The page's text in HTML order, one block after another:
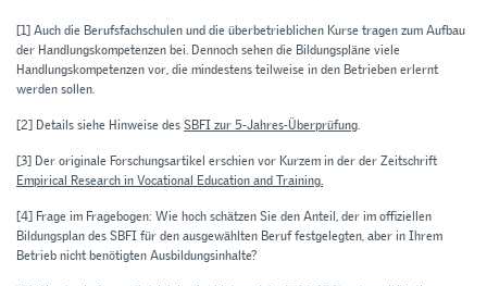
[1]Auch die Berufsfachschulen und die überbetrieblichen Kurse tragen zum Aufbau
der Handlungskompetenzen bei. Dennoch sehen die Bildungspläne viele
Handlungskompetenzen vor, die mindestens teilweise in den Betrieben erlernt
werden sollen.
[2] Details siehe Hinweise desSBFI zur 5-Jahres-Überprüfung.
[3] Der originale Forschungsartikel erschien vor Kurzem in der der Zeitschrift
Empirical Research in Vocational Education and Training.
[4] Frage im Fragebogen: Wie hoch schätzen Sie den Anteil, der im offiziellen
Bildungsplan des SBFI für den ausgewählten Beruf festgelegten, aber in Ihrem
Betrieb nicht benötigten Ausbildungsinhalte?